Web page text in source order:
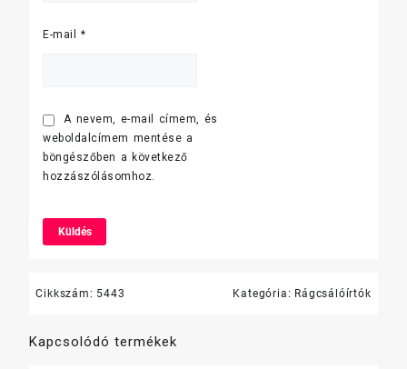
E-mail*
A nevem, e-mail címem, és
weboldalcímem mentése a
böngészőben a következő
hozzászólásomhoz.
Cikkszám: 5443 Kategória: Rágcsálóírtók
Kapcsolódó termékek